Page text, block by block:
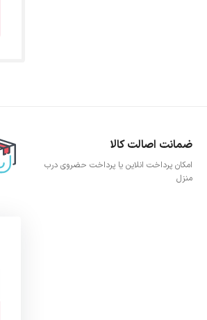
ضمانت اصالت کالا
امکان پرداخت انلاین یا پرداخت حضروی درب
منزل